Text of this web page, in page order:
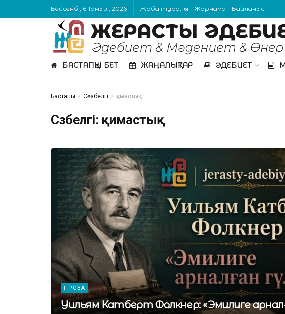
Бейсенбі, 6 Тамыз , 2026 Жоба туралы Жарнама Байланыс
БАСТАПҚЫ БЕТ ЖАҢАЛЫҚТАР ӘДЕБИЕТ
Бастапқы Сөзбелгі қимастық
Сөзбелгі: қимастық
ПРОЗА
Уильям Катберт Фолкнер: «Эмилиге